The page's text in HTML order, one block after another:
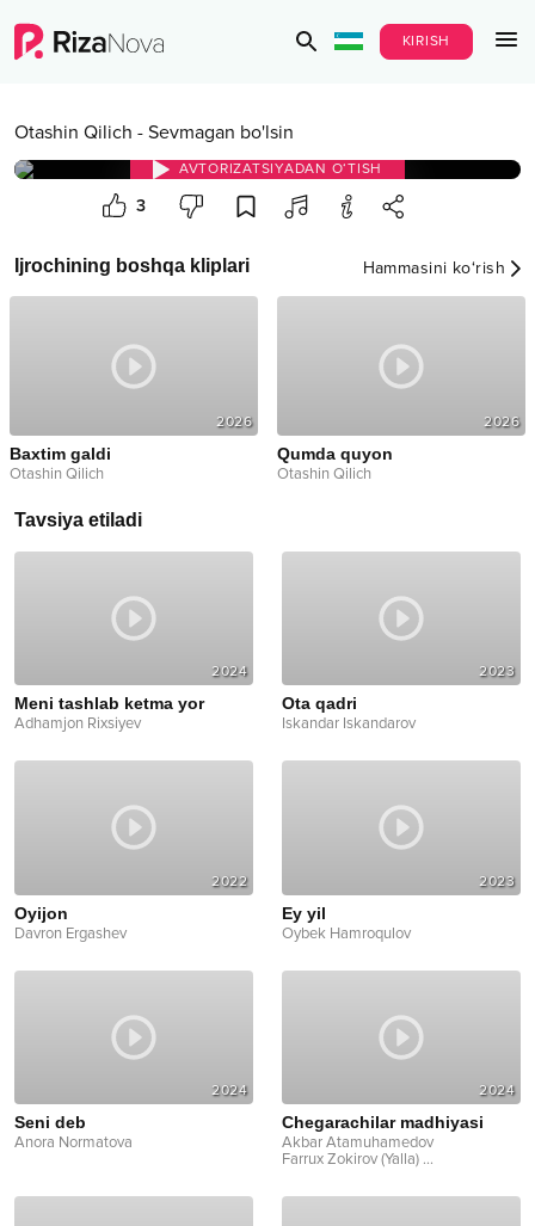
KIRISH
Otashin Qilich - Sevmagan bo'lsin
AVTORIZATSIYADAN O‘TISH
3
Ijrochining boshqa kliplari Hammasini ko‘rish
2026
Baxtim galdi
Otashin Qilich
2026
Qumda quyon
Otashin Qilich
Tavsiya etiladi
2024
Meni tashlab ketma yor
Adhamjon Rixsiyev
2023
Ota qadri
Iskandar Iskandarov
2022
Oyijon
Davron Ergashev
2023
Ey yil
Oybek Hamroqulov
2024
Seni deb
Anora Normatova
2024
Chegarachilar madhiyasi
Akbar Atamuhamedov
Farrux Zokirov (Yalla) ...